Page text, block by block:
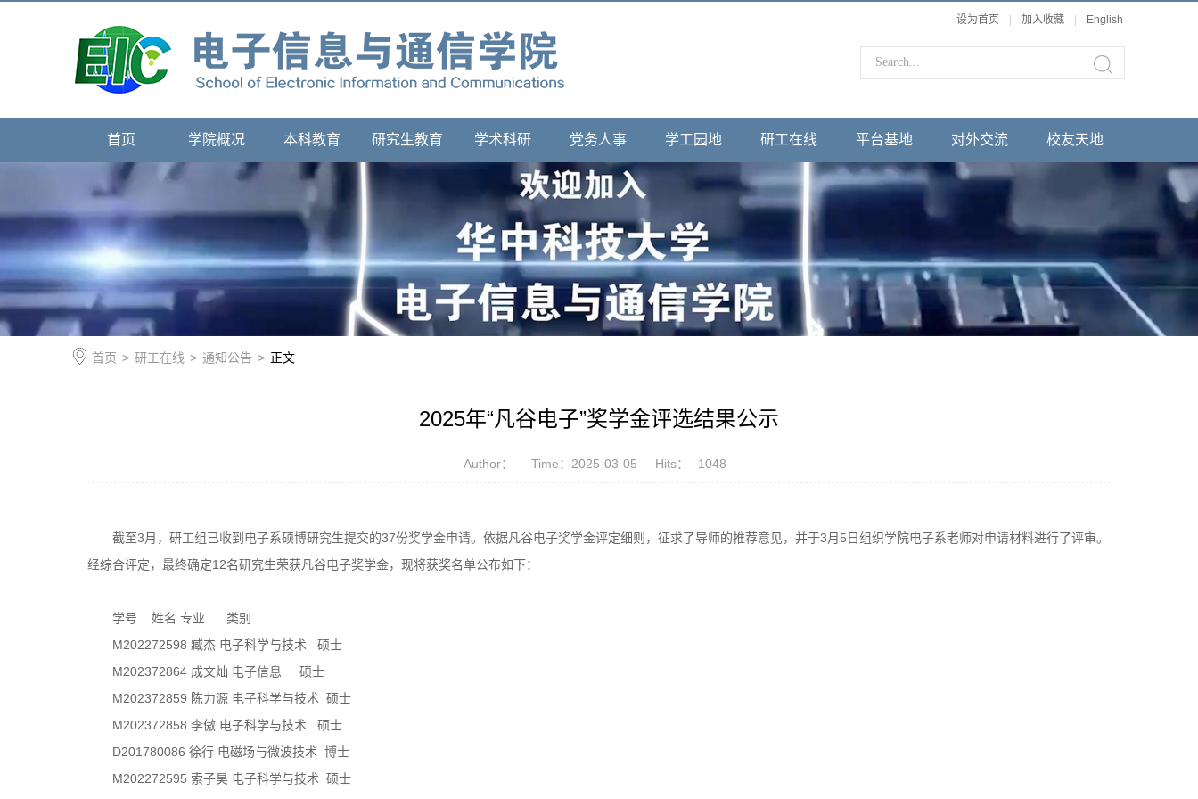
设为首页 加入收藏 English
首页 学院概况 本科教育 研究生教育 学术科研 党务人事 学工园地 研工在线 平台基地 对外交流 校友天地
首页 > 研工在线 > 通知公告 > 正文
2025年“凡谷电子”奖学金评选结果公示
Author： Time：2025-03-05 Hits： 1048
截至3月，研工组已收到电子系硕博研究生提交的37份奖学金申请。依据凡谷电子奖学金评定细则，征求了导师的推荐意见，并于3月5日组织学院电子系老师对申请材料进行了评审。
经综合评定，最终确定12名研究生荣获凡谷电子奖学金，现将获奖名单公布如下：
学号 姓名 专业
类别
M202272598 臧杰 电子科学与技术 硕士
M202372864 成文灿 电子信息 硕士
M202372859 陈力源 电子科学与技术 硕士
M202372858 李傲 电子科学与技术 硕士
D201780086 徐行 电磁场与微波技术 博士
M202272595 索子昊 电子科学与技术 硕士